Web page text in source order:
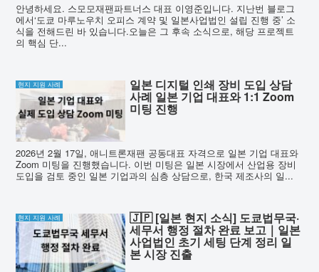
안녕하세요. 스모모재팬파트너스 대표 이영준입니다. 지난번 블로그
에서‘도쿄 마루노우치 오피스 계약 및 일본사업법인 설립 진행 중’ 소
식을 전해드린 바 있습니다.오늘은 그 후속 소식으로, 해당 프로젝트
의 핵심 단...
현지 지원 사례 일본 디지털 인쇄 장비 도입 상담
사례 일본 기업 대표와 1:1 Zoom
미팅 진행
2026년 2월 17일, 애니트론재팬 공동대표 자격으로 일본 기업 대표와
Zoom 미팅을 진행했습니다. 이번 미팅은 일본 시장에서 산업용 장비
도입을 검토 중인 일본 기업과의 심층 상담으로, 한국 제조사의 일...
현지 지원 사례 🇯🇵 [일본 현지 소식] 도쿄법무국·
세무서 행정 절차 완료 보고｜일본
사업법인 초기 세팅 단계 정리 일
본 시장 진출